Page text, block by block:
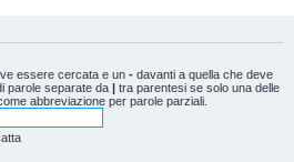
essere cercata e un - davanti a quella che deve
parole separate da | tra parentesi se solo una delle
abbreviazione per parole parziali.